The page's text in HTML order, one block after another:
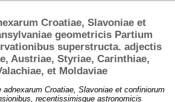
Croatiae, Slavoniae et
geometricis Partium
superstructa. adjectis
Austriae, Styriae, Carinthiae,
et Moldaviae
Croatiae, Slavoniae et confiniorum
recentissimisque astronomicis